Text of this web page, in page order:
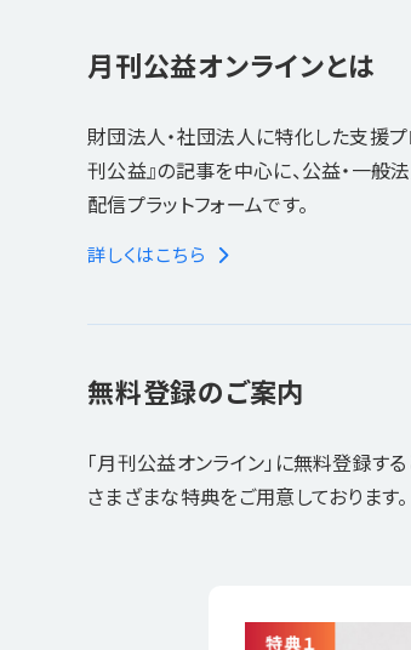
月刊公益オンラインとは
財団法人・社団法人に特化した支援
刊公益』の記事を中心に、公益・一
配信プラットフォームです。
詳しくはこちら
無料登録のご案内
「月刊公益オンライン」に無料登録す
さまざまな特典をご用意しております。